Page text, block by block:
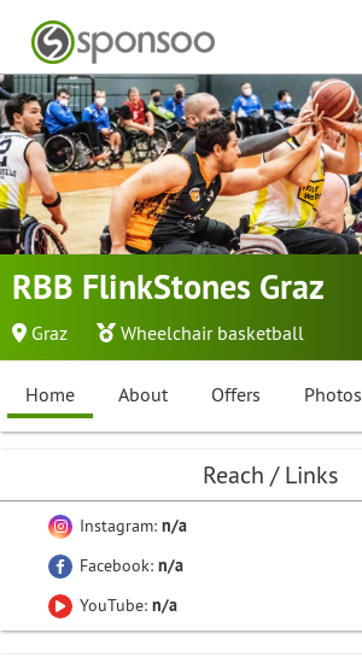
RBB FlinkStones Graz
Graz Wheelchair basketball
Home About Offers Photos
Reach / Links
Instagram: n/a
Facebook: n/a
YouTube: n/a